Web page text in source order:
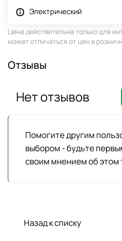
Электрический
Цена действительна только для
может отличаться от цен в
Отзывы
Помогите другим
выбором - будьте
своим мнением об этом
Нет отзывов
Назад к списку